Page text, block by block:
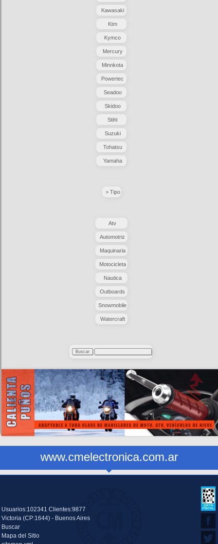
Kawasaki
Ktm
Kymco
Mercury
Minnkota
Powertec
Seadoo
Skidoo
Stihl
Suzuki
Tohatsu
Yamaha
> Tipo
Atv
Automotriz
Maquinaria
Motocicleta
Nautica
Outboards
Snowmobile
Watercraft
www.cmelectronica.com.ar
Usuarios:102341 Clientes:9877
Victoria (CP:1644) - Buenos Aires
Buscar
Mapa del Sitio